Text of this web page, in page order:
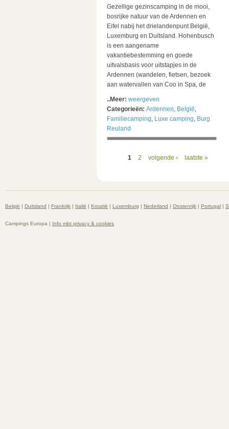
Gezellige gezinscamping in de mooi,
bosrijke natuur van de Ardennen en
Eifel nabij het drielandenpunt België,
Luxemburg en Duitsland. Hohenbusch
is een aangename
vakantiebestemming en goede
uitvalsbasis voor uitstapjes in de
Ardennen (wandelen, fietsen, bezoek
aan watervallen van Coo in Spa, de
..Meer: weergeven
Categorieën: Ardennen, België,
Familiecamping, Luxe camping, Burg
Reuland
1 2 volgende › laatste »
België | Duitsland | Frankrijk | Italië | Kroatië | Luxemburg | Nederland | Oostenrijk | Portugal |
Campings Europa | Info mbt privacy & cookies